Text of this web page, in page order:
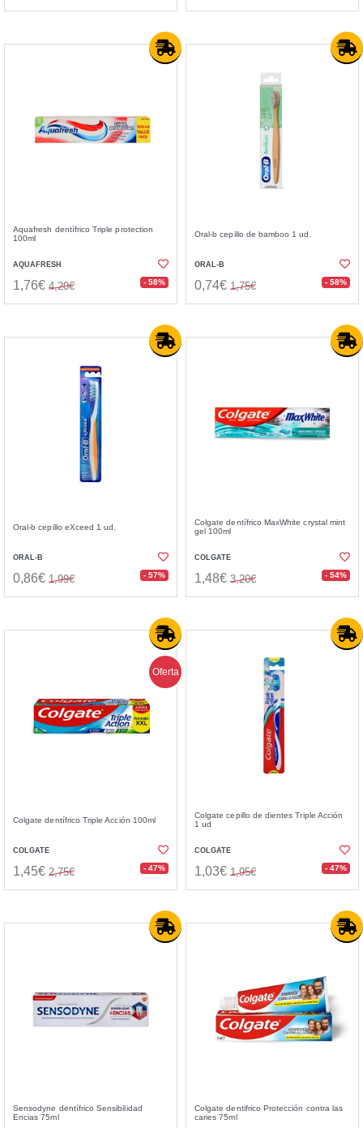
Aquafresh dentífrico Triple protection
100ml
AQUAFRESH
1,76€ 4,20€ - 58%
Oral-b cepillo de bamboo 1 ud.
ORAL-B
0,74€ 1,75€ - 58%
Oral-b cepillo eXceed 1 ud.
ORAL-B
0,86€ 1,99€ - 57%
Colgate dentífrico MaxWhite crystal mint
gel 100ml
COLGATE
1,48€ 3,20€ - 54%
Oferta
Colgate dentífrico Triple Acción 100ml
COLGATE
1,45€ 2,75€ - 47%
Colgate cepillo de dientes Triple Acción
1 ud
COLGATE
1,03€ 1,95€ - 47%
Sensodyne dentífrico Sensibilidad
Encias 75ml
Colgate dentifrico Protección contra las
caries 75ml